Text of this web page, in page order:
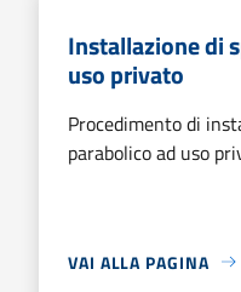
Installazione di
uso privato
Procedimento di
parabolico ad uso
VAI ALLA PAGINA